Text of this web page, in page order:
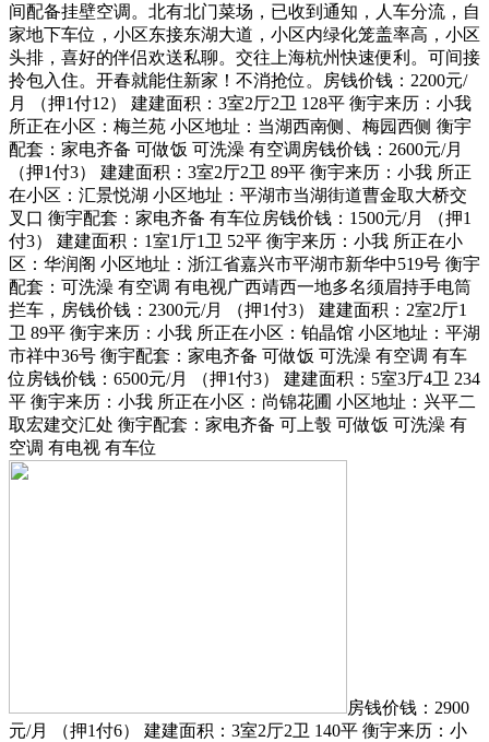
间配备挂壁空调。北有北门菜场，已收到通知，人车分流，自
家地下车位，小区东接东湖大道，小区内绿化笼盖率高，小区
头排，喜好的伴侣欢送私聊。交往上海杭州快速便利。可间接
拎包入住。开春就能住新家！不消抢位。房钱价钱：2200元/
月 （押1付12） 建建面积：3室2厅2卫 128平 衡宇来历：小我
所正在小区：梅兰苑 小区地址：当湖西南侧、梅园西侧 衡宇
配套：家电齐备 可做饭 可洗澡 有空调房钱价钱：2600元/月
（押1付3） 建建面积：3室2厅2卫 89平 衡宇来历：小我 所正
在小区：汇景悦湖 小区地址：平湖市当湖街道曹金取大桥交
叉口 衡宇配套：家电齐备 有车位房钱价钱：1500元/月 （押1
付3） 建建面积：1室1厅1卫 52平 衡宇来历：小我 所正在小
区：华润阁 小区地址：浙江省嘉兴市平湖市新华中519号 衡宇
配套：可洗澡 有空调 有电视广西靖西一地多名须眉持手电筒
拦车，房钱价钱：2300元/月 （押1付3） 建建面积：2室2厅1
卫 89平 衡宇来历：小我 所正在小区：铂晶馆 小区地址：平湖
市祥中36号 衡宇配套：家电齐备 可做饭 可洗澡 有空调 有车
位房钱价钱：6500元/月 （押1付3） 建建面积：5室3厅4卫 234
平 衡宇来历：小我 所正在小区：尚锦花圃 小区地址：兴平二
取宏建交汇处 衡宇配套：家电齐备 可上彀 可做饭 可洗澡 有
空调 有电视 有车位
房钱价钱：2900
元/月 （押1付6） 建建面积：3室2厅2卫 140平 衡宇来历：小